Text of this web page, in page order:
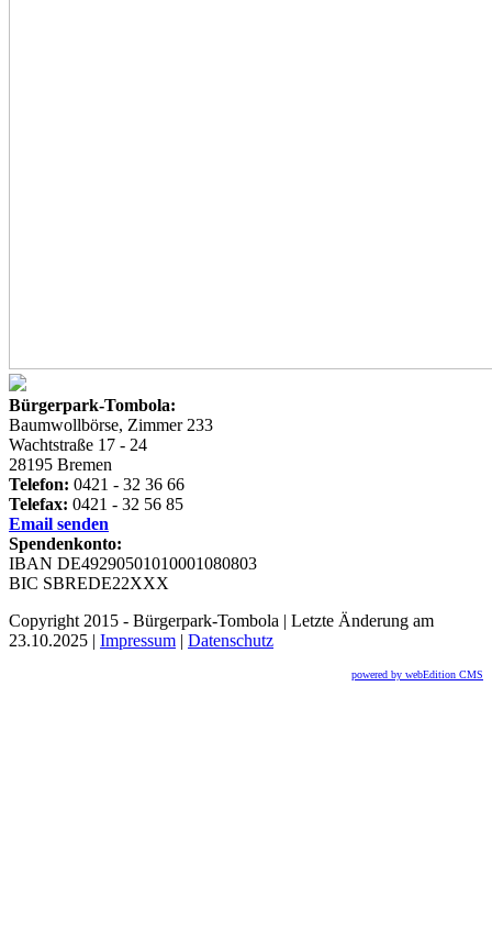
Bürgerpark-Tombola:
Baumwollbörse, Zimmer 233
Wachtstraße 17 - 24
28195 Bremen
Telefon: 0421 - 32 36 66
Telefax: 0421 - 32 56 85
Email senden
Spendenkonto:
IBAN DE49290501010001080803
BIC SBREDE22XXX
Copyright 2015 - Bürgerpark-Tombola | Letzte Änderung am
23.10.2025 | Impressum | Datenschutz
powered by webEdition CMS